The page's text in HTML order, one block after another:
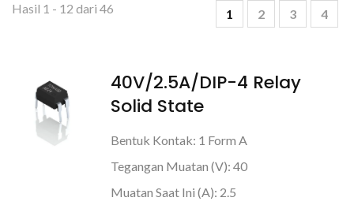
Hasil 1 - 12 dari 46 1 2 3 4
40V/2.5A/DIP-4 Relay
Solid State
Bentuk Kontak: 1 Form A
Tegangan Muatan (V): 40
Muatan Saat Ini (A): 2.5